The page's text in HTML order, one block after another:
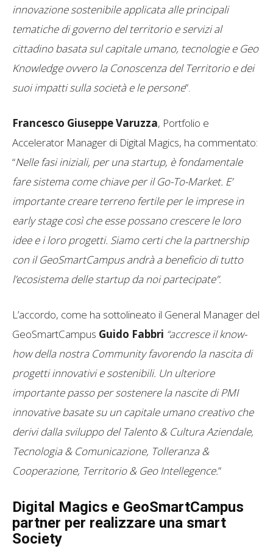
innovazione sostenibile applicata alle principali
tematiche di governo del territorio e servizi al
cittadino basata sul capitale umano, tecnologie e Geo
Knowledge ovvero la Conoscenza del Territorio e dei
suoi impatti sulla società e le persone”.
Francesco Giuseppe Varuzza, Portfolio e
Accelerator Manager di Digital Magics, ha commentato:
“Nelle fasi iniziali, per una startup, è fondamentale
fare sistema come chiave per il Go-To-Market. E’
importante creare terreno fertile per le imprese in
early stage così che esse possano crescere le loro
idee e i loro progetti. Siamo certi che la partnership
con il GeoSmartCampus andrà a beneficio di tutto
l’ecosistema delle startup da noi partecipate”.
L’accordo, come ha sottolineato il General Manager del
GeoSmartCampus Guido Fabbri “accresce il know-
how della nostra Community favorendo la nascita di
progetti innovativi e sostenibili. Un ulteriore
importante passo per sostenere la nascite di PMI
innovative basate su un capitale umano creativo che
derivi dalla sviluppo del Talento & Cultura Aziendale,
Tecnologia & Comunicazione, Tolleranza &
Cooperazione, Territorio & Geo Intellegence.”
Digital Magics e GeoSmartCampus
partner per realizzare una smart
Society